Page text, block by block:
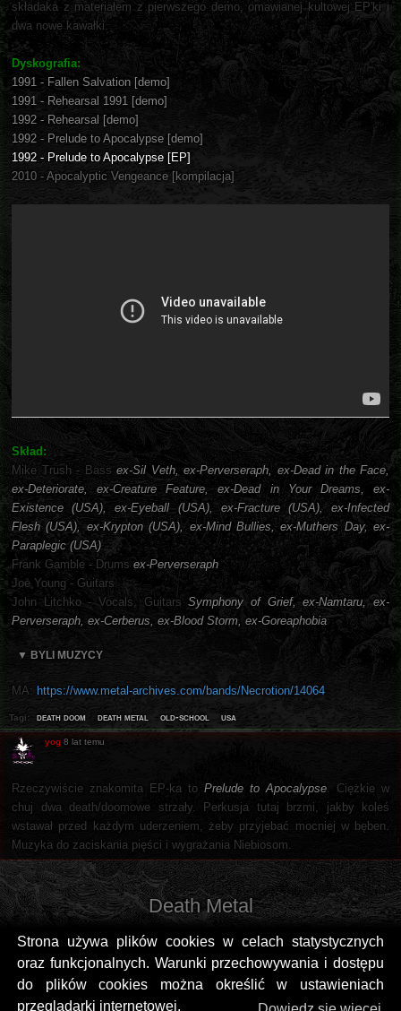
Strona używa plików cookies w celach statystycznych
oraz funkcjonalnych. Warunki przechowywania i dostępu
do plików cookies można określić w ustawieniach
przeglądarki internetowej.
składaka z materiałem z pierwszego demo, omawianej kultowej EP'ki i
dwa nowe kawałki.
Dyskografia:
1991 - Fallen Salvation [demo]
1991 - Rehearsal 1991 [demo]
1992 - Rehearsal [demo]
1992 - Prelude to Apocalypse [demo]
1992 - Prelude to Apocalypse [EP]
2010 - Apocalyptic Vengeance [kompilacja]
Skład:
Mike Trush - Bass ex-Sil Veth, ex-Perverseraph, ex-Dead in the Face,
ex-Deteriorate, ex-Creature Feature, ex-Dead in Your Dreams, ex-
Existence (USA), ex-Eyeball (USA), ex-Fracture (USA), ex-Infected
Flesh (USA), ex-Krypton (USA), ex-Mind Bullies, ex-Muthers Day, ex-
Paraplegic (USA)
Frank Gamble - Drums ex-Perverseraph
Joe Young - Guitars
John Litchko - Vocals, GuitarsSymphony of Grief, ex-Namtaru, ex-
Perverseraph, ex-Cerberus, ex-Blood Storm, ex-Goreaphobia
▼ BYLI MUZYCY
MA: https://www.metal-archives.com/bands/Necrotion/14064
Tagi: death doom death metal old-school usa
yog 8 lat temu
Rzeczywiście znakomita EP-ka to Prelude to Apocalypse . Ciężkie w
chuj dwa death/doomowe strzały. Perkusja tutaj brzmi, jakby koleś
wstawał przed każdym uderzeniem, żeby przyjebać mocniej w bęben.
Muzyka do zaciskania pięści i wygrażania Niebiosom.
Death Metal